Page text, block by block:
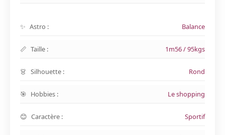
Astro : Balance
Taille : 1m56 / 95kgs
Silhouette : Rond
Hobbies : Le shopping
Caractère : Sportif